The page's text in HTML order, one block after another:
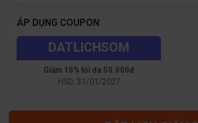
ÁP DỤNG COUPON:
DATLICHSOM
Giảm 10% tối đa 50.000đ
HSD: 31/01/2027